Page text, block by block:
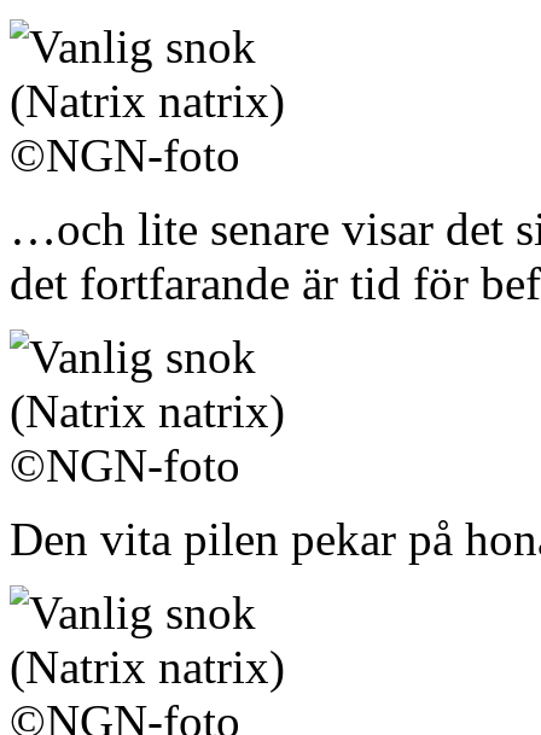
…och lite senare visar det
det fortfarande är tid för
Den vita pilen pekar på